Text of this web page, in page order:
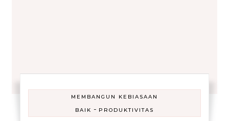
MEMBANGUN KEBIASAAN
BAIK - PRODUKTIVITAS